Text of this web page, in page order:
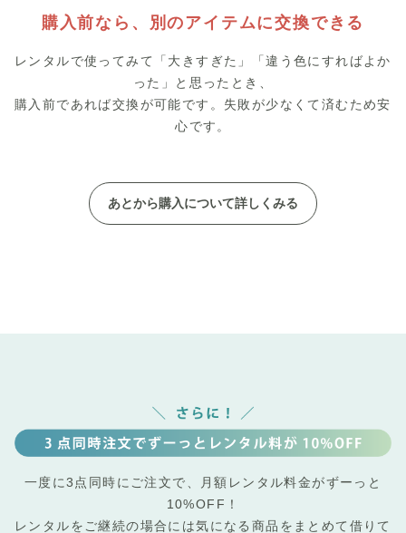
購入前なら、別のアイテムに交換できる
レンタルで使ってみて「大きすぎた」「違う色にすればよか
った」と思ったとき、
購入前であれば交換が可能です。失敗が少なくて済むため安
心です。
あとから購入について詳しくみる
一度に3点同時にご注文で、月額レンタル料金がずーっと
10%OFF！
レンタルをご継続の場合には気になる商品をまとめて借りて